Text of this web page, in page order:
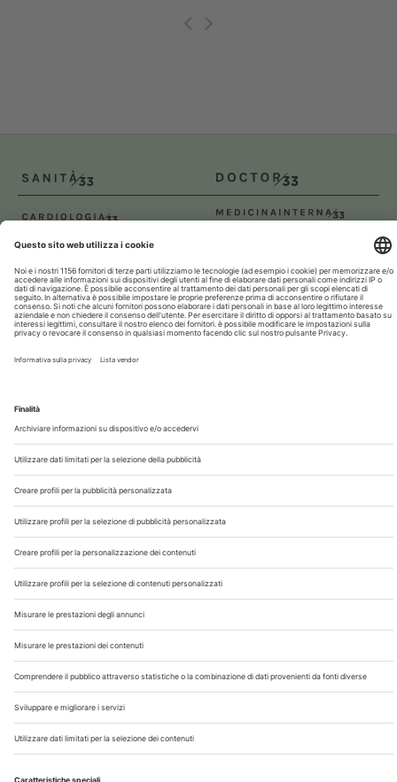
Chi Siamo
Contatti
Note Legali
Privacy
©2026 Edra S.p.a | www.edraspa.it | P.iva 08056040960